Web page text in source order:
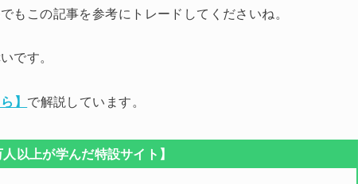
もこの記事を参考にトレードしてくださいね。
です。
】 で解説しています。
人以上が学んだ特設サイト】